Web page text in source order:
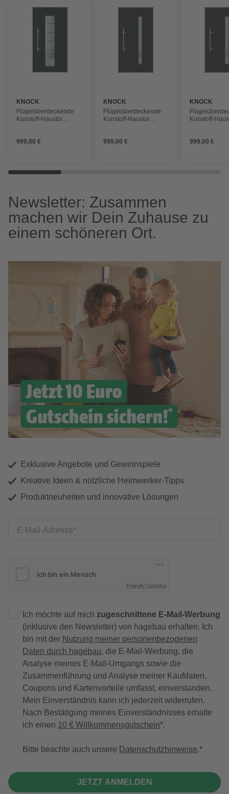
KNOCK
Flügelüberdeckende
Kunstoff-Haustür
999,00 €
KNOCK
Flügelüberdeckende
Kunstoff-Haustür
999,00 €
KNOCK
Kunstoff-
999,00 €
Newsletter: Zusammen
machen wir Dein Zuhause zu
einem schöneren Ort.
Exklusive Angebote und Gewinnspiele
Kreative Ideen & nützliche Heimwerker-Tipps
Produktneuheiten und innovative Lösungen
E-Mail-Adresse
Friendly Captcha
Ich möchte auf mich zugeschnittene E-Mail-Werbung
(inklusive den Newsletter) von hagebau erhalten. Ich
bin mit der Nutzung meiner personenbezogenen
Daten durch hagebau, die E-Mail-Werbung, die
Analyse meines E-Mail-Umgangs sowie die
Zusammenführung und Analyse meiner Kaufdaten,
Coupons und Kartenvorteile umfasst, einverstanden.
Mein Einverständnis kann ich jederzeit widerrufen.
Nach Bestätigung meines Einverständnisses erhalte
ich einen 10 € Willkommensgutschein*.
Bitte beachte auch unsere Datenschutzhinweise.
JETZT ANMELDEN